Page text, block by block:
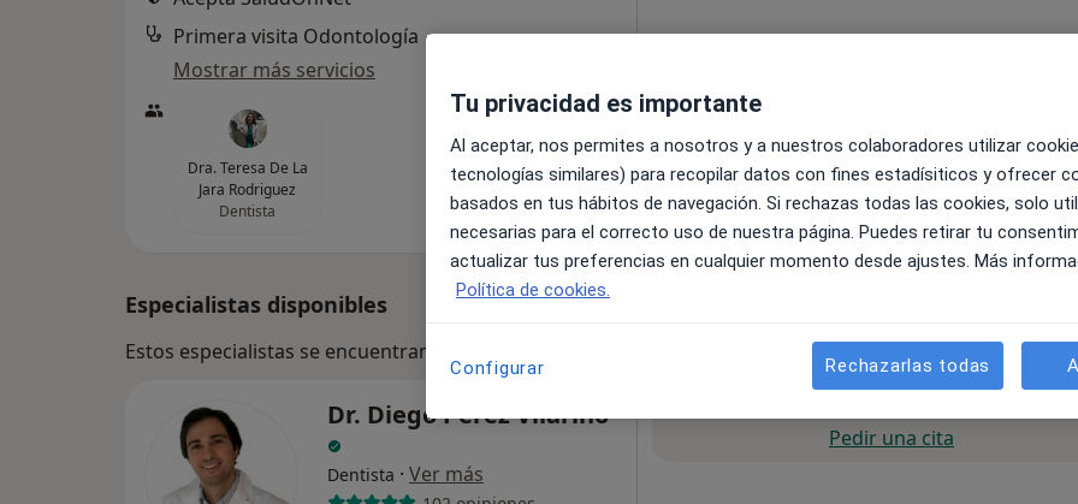
Primera visita Odontología
Mostrar más servicios
Dra. Teresa De La
Jara Rodriguez
Dentista
Especialistas disponibles
Estos especialistas se encuentran fuera de Colmenar Viejo, Madrid, en zonas cercanas a tu búsqueda
Dr. Diego Pérez Vilariño
Dentista · Ver más
Pedir una cita
Tu privacidad es importante
Al aceptar, nos permites a nosotros y a nuestros colaboradores utilizar
tecnologías similares) para recopilar datos con fines estadísiticos y ofrecer
basados en tus hábitos de navegación. Si rechazas todas las cookies, solo
necesarias para el correcto uso de nuestra página. Puedes retirar tu
actualizar tus preferencias en cualquier momento desde ajustes. Más
Política de cookies.
Configurar Rechazarlas todas